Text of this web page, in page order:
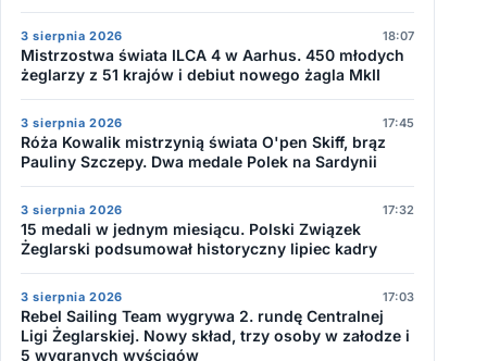
3 sierpnia 2026 18:07
Mistrzostwa świata ILCA 4 w Aarhus. 450 młodych
żeglarzy z 51 krajów i debiut nowego żagla MkII
3 sierpnia 2026 17:45
Róża Kowalik mistrzynią świata O'pen Skiff, brąz
Pauliny Szczepy. Dwa medale Polek na Sardynii
3 sierpnia 2026 17:32
15 medali w jednym miesiącu. Polski Związek
Żeglarski podsumował historyczny lipiec kadry
3 sierpnia 2026 17:03
Rebel Sailing Team wygrywa 2. rundę Centralnej
Ligi Żeglarskiej. Nowy skład, trzy osoby w załodze i
5 wygranych wyścigów